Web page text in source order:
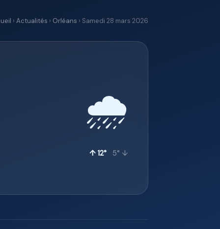
› Actualités › Orléans › Samedi 28 mars 2026
🌧️
↑ 12° 5° ↓